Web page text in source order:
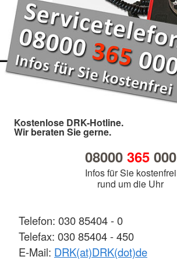
Kostenlose DRK-Hotline.
Wir beraten Sie gerne.
08000 365000
Infos für Sie kostenfrei
rund um die Uhr
Telefon: 030 85404 - 0
Telefax: 030 85404 - 450
E-Mail: DRK(at)DRK(dot)de